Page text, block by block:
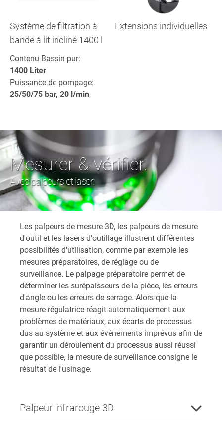
Système de filtration à
bande à lit incliné 1400 l
Contenu Bassin pur:
1400 Liter
Puissance de pompage:
25/50/75 bar, 20 l/min
Extensions individuelles
Mesurer & vérifier.
Avec palpeurs et laser.
Les palpeurs de mesure 3D, les palpeurs de mesure
d'outil et les lasers d'outillage illustrent différentes
possibilités d'utilisation, comme par exemple les
mesures préparatoires, de réglage ou de
surveillance. Le palpage préparatoire permet de
déterminer les surépaisseurs de la pièce, les erreurs
d'angle ou les erreurs de serrage. Alors que la
mesure régulatrice réagit automatiquement aux
problèmes de matériaux, aux écarts de processus
dus au système et aux événements imprévus afin de
garantir un déroulement du processus aussi réussi
que possible, la mesure de surveillance consigne le
résultat de l'usinage.
Palpeur infrarouge 3D